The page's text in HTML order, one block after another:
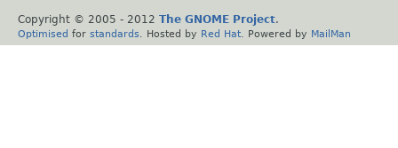
Copyright © 2005 - 2012 The GNOME Project.
Optimised for standards . Hosted by Red Hat . Powered by MailMan